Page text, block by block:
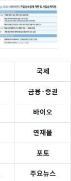
국제
금융·증권
바이오
연재물
포토
주요뉴스